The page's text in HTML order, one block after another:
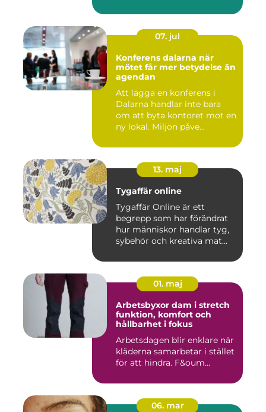
07. jul
Konferens dalarna när
mötet får mer betydelse än
agendan
Att lägga en konferens i
Dalarna handlar inte bara
om att byta kontoret mot en
ny lokal. Miljön påve...
13. maj
Tygaffär online
Tygaffär Online är ett
begrepp som har förändrat
hur människor handlar tyg,
sybehör och kreativa mat...
01. maj
Arbetsbyxor dam i stretch
funktion, komfort och
hållbarhet i fokus
Arbetsdagen blir enklare när
kläderna samarbetar i stället
för att hindra. F&oum...
06. mar